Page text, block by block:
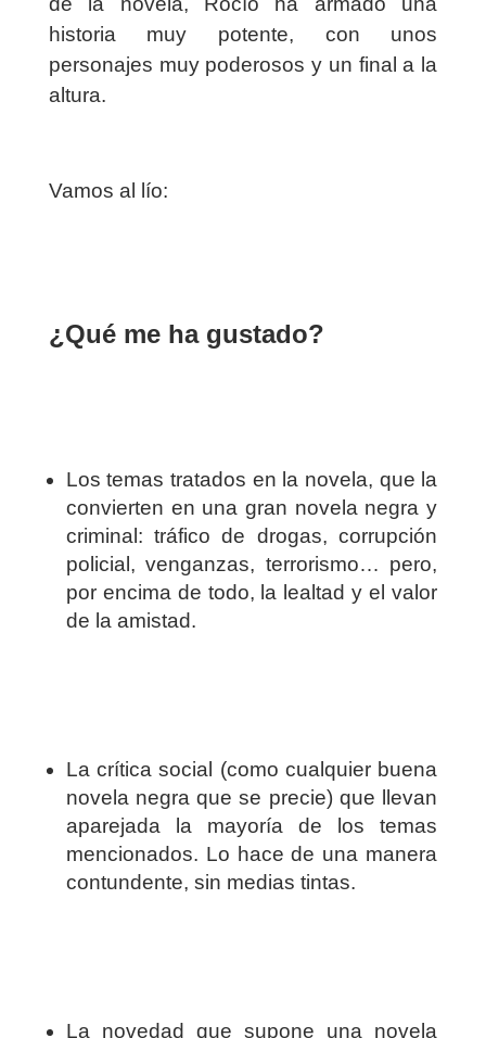
historia muy potente, con unos
personajes muy poderosos y un final a la
altura.
Vamos al lío:
¿Qué me ha gustado?
Los temas tratados en la novela, que la
convierten en una gran novela negra y
criminal: tráfico de drogas, corrupción
policial, venganzas, terrorismo… pero,
por encima de todo, la lealtad y el valor
de la amistad.
La crítica social (como cualquier buena
novela negra que se precie) que llevan
aparejada la mayoría de los temas
mencionados. Lo hace de una manera
contundente, sin medias tintas.
La novedad que supone una novela